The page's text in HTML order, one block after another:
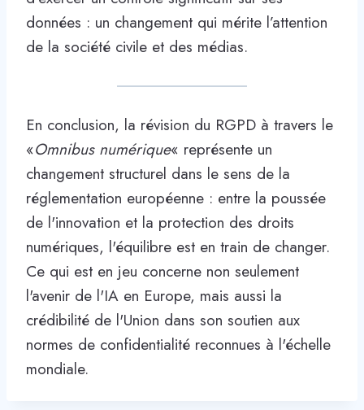
données : un changement qui mérite l’attention
de la société civile et des médias.
En conclusion, la révision du RGPD à travers le
«Omnibus numérique« représente un
changement structurel dans le sens de la
réglementation européenne : entre la poussée
de l'innovation et la protection des droits
numériques, l'équilibre est en train de changer.
Ce qui est en jeu concerne non seulement
l'avenir de l'IA en Europe, mais aussi la
crédibilité de l'Union dans son soutien aux
normes de confidentialité reconnues à l'échelle
mondiale.